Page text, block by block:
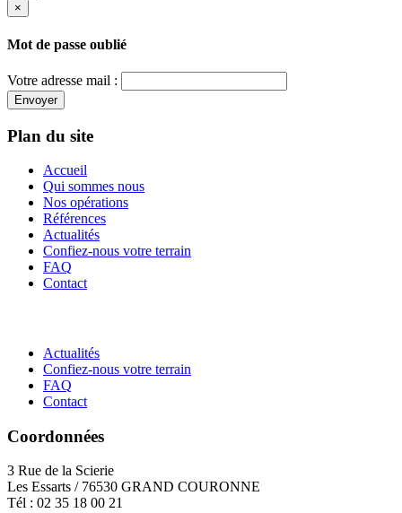
×
Mot de passe oublié
Votre adresse mail :
Envoyer
Plan du site
Accueil
Qui sommes nous
Nos opérations
Références
Actualités
Confiez-nous votre terrain
FAQ
Contact
Actualités
Confiez-nous votre terrain
FAQ
Contact
Coordonnées
3 Rue de la Scierie
Les Essarts / 76530 GRAND COURONNE
Tél : 02 35 18 00 21